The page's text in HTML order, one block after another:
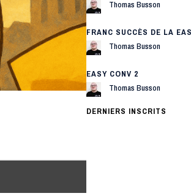
Thomas Busson
FRANC SUCCÈS DE LA
Thomas Busson
EASY CONV 2
Thomas Busson
DERNIERS INSCRITS